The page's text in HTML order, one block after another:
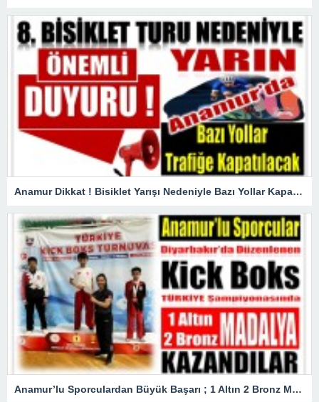
Anamur Dikkat ! Bisiklet Yarışı Nedeniyle Bazı Yollar Kapanacak
Anamur’lu Sporculardan Büyük Başarı ; 1 Altın 2 Bronz Madalya Kazandılar